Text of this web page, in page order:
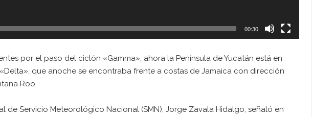
00:30
por el paso del ciclón «Gamma», ahora la Península de Yucatán está en
que anoche se encontraba frente a costas de Jamaica con dirección
Roo.
de Servicio Meteorológico Nacional (SMN), Jorge Zavala Hidalgo, señaló en